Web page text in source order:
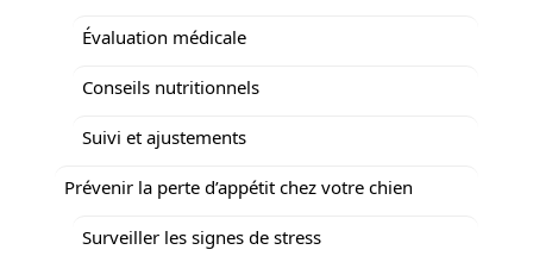
Évaluation médicale
Conseils nutritionnels
Suivi et ajustements
Prévenir la perte d’appétit chez votre chien
Surveiller les signes de stress